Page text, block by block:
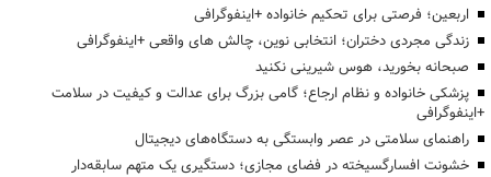
اربعین؛ فرصتی برای تحکیم خانواده +اینفوگرافی
زندگی مجردی دختران؛ انتخابی نوین، چالش های واقعی +اینفوگرافی
صبحانه بخورید، هوس شیرینی نکنید
پزشکی خانواده و نظام ارجاع؛ گامی بزرگ برای عدالت و کیفیت در سلامت
+اینفوگرافی
راهنمای سلامتی در عصر وابستگی به دستگاه‌های دیجیتال
خشونت افسارگسیخته در فضای مجازی؛ دستگیری یک متهم سابقه‌دار